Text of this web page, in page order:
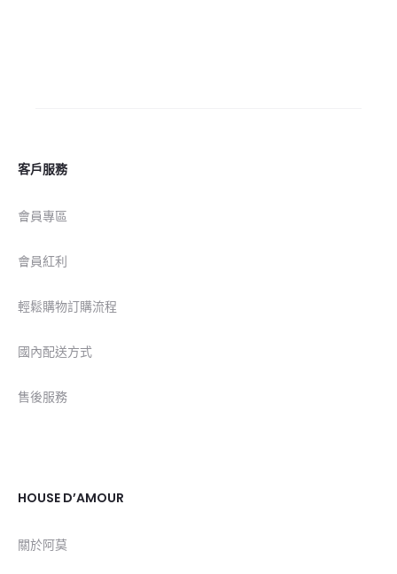
客戶服務
會員專區
會員紅利
輕鬆購物訂購流程
國內配送方式
售後服務
HOUSE D’AMOUR
關於阿莫